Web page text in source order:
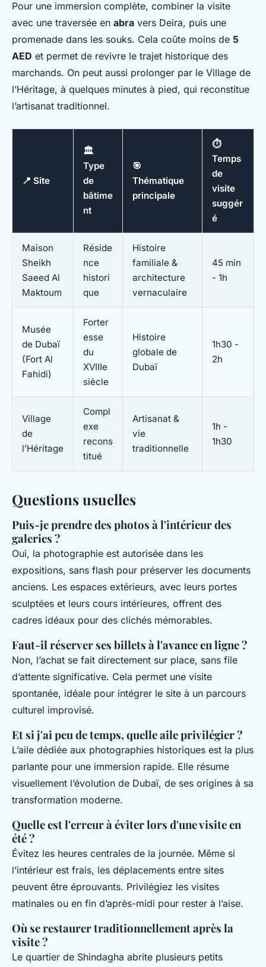
Pour une immersion complète, combiner la visite
avec une traversée en abra vers Deira, puis une
promenade dans les souks. Cela coûte moins de 5
AED et permet de revivre le trajet historique des
marchands. On peut aussi prolonger par le Village de
l’Héritage, à quelques minutes à pied, qui reconstitue
l’artisanat traditionnel.
📍 Site
🏛️
Type
de
bâtime
nt
🎯
Thématique
principale
⏱️
Temps
de
visite
suggér
é
Maison
Sheikh
Saeed Al
Maktoum
Réside
nce
histori
que
Histoire
familiale &
architecture
vernaculaire
45 min
- 1h
Musée
de Dubaï
(Fort Al
Fahidi)
Forter
esse
du
XVIIIe
siècle
Histoire
globale de
Dubaï
1h30 -
2h
Village
de
l’Héritage
Compl
exe
recons
titué
Artisanat &
vie
traditionnelle
1h -
1h30
Questions usuelles
Puis-je prendre des photos à l'intérieur des
galeries ?
Oui, la photographie est autorisée dans les
expositions, sans flash pour préserver les documents
anciens. Les espaces extérieurs, avec leurs portes
sculptées et leurs cours intérieures, offrent des
cadres idéaux pour des clichés mémorables.
Faut-il réserver ses billets à l'avance en ligne ?
Non, l’achat se fait directement sur place, sans file
d’attente significative. Cela permet une visite
spontanée, idéale pour intégrer le site à un parcours
culturel improvisé.
Et si j'ai peu de temps, quelle aile privilégier ?
L’aile dédiée aux photographies historiques est la plus
parlante pour une immersion rapide. Elle résume
visuellement l’évolution de Dubaï, de ses origines à sa
transformation moderne.
Quelle est l'erreur à éviter lors d'une visite en
été ?
Évitez les heures centrales de la journée. Même si
l’intérieur est frais, les déplacements entre sites
peuvent être éprouvants. Privilégiez les visites
matinales ou en fin d’après-midi pour rester à l’aise.
Où se restaurer traditionnellement après la
visite ?
Le quartier de Shindagha abrite plusieurs petits